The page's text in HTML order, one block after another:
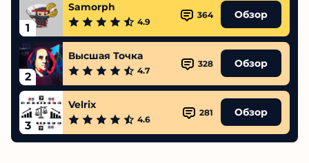
1
Samorph
4.9
364 Обзор
2
Высшая Точка
4.7
328 Обзор
3
Velrix
4.6
281 Обзор